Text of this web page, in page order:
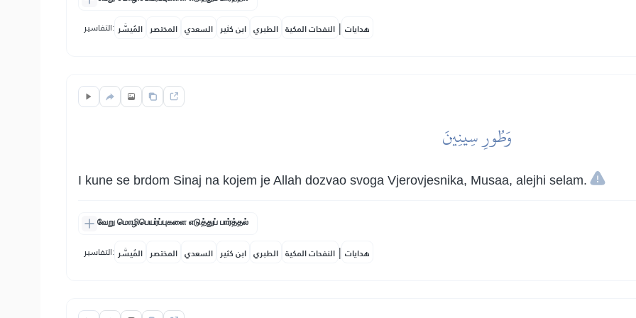
التفاسير: المُيسَّر المختصر السعدي ابن كثير الطبري النفحات المكية | هدايات
وَطُورِ سِينِينَ
I kune se brdom Sinaj na kojem je Allah dozvao svoga Vjerovjesnika, Musaa, alejhi selam.
வேறு மொழிபெயர்ப்புகளை எடுத்துப் பார்த்தல்
التفاسير: المُيسَّر المختصر السعدي ابن كثير الطبري النفحات المكية | هدايات